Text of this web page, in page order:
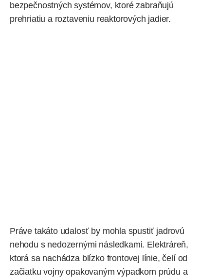
bezpečnostných systémov, ktoré zabraňujú
prehriatiu a roztaveniu reaktorových jadier.
Práve takáto udalosť by mohla spustiť jadrovú
nehodu s nedozernými následkami. Elektráreň,
ktorá sa nachádza blízko frontovej línie, čelí od
začiatku vojny opakovaným výpadkom prúdu a